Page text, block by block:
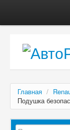
Автосервис
Как купить
Главная /
Подушка